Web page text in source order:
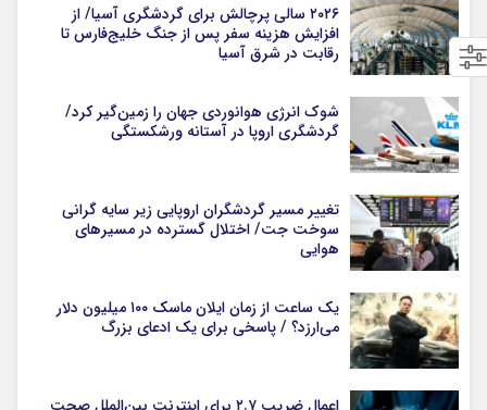
۲۰۲۶ سالی پرچالش برای گردشگری آسیا/ از
افزایش هزینه سفر پس از جنگ خلیج‌فارس تا
رقابت در شرق آسیا
شوک انرژی هوانوردی جهان را زمین‌گیر کرد/
گردشگری اروپا در آستانه ورشکستگی
تغییر مسیر گردشگران اروپایی زیر سایه گرانی
سوخت جت/ اختلال گسترده در مسیرهای
هوایی
یک ساعت از زمان ایلان ماسک ۱۰۰ میلیون دلار
می‌ارزد؟ / پاسخی برای یک ادعای بزرگ